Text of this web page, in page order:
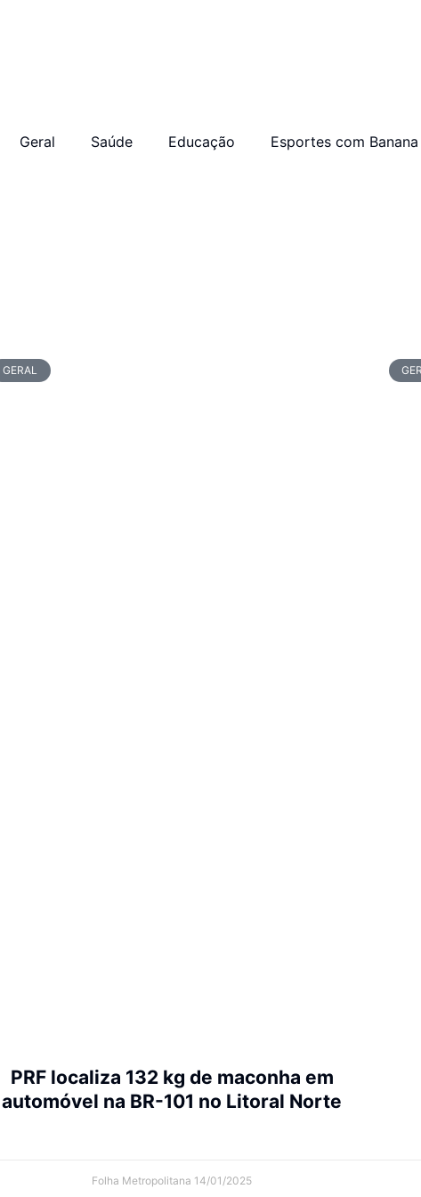
Geral Saúde Educação Esportes com
GERAL
PRF localiza 132 kg de maconha em
automóvel na BR-101 no Litoral Norte
Folha Metropolitana 14/01/2025